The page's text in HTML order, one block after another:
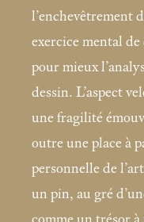
l’enchevêtrement
exercice mental
pour mieux
dessin. L’aspect
une fragilité
outre une place à
personnelle de
un pin, au gré